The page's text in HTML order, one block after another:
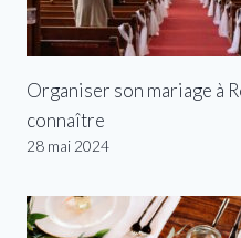
Organiser son mariage à
connaître
28 mai 2024